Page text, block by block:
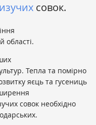
совок.
області.
Тепла та помірно
яєць та гусениць
совок необхідно